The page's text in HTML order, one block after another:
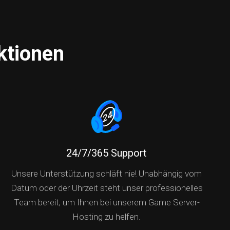
24/7/365 Support
Unsere Unterstützung schläft nie! Unabhängig vom
Datum oder der Uhrzeit steht unser professionelles
Team bereit, um Ihnen bei unserem Game Server-
Hosting zu helfen.